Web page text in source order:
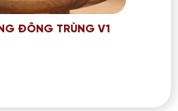
ĐÔNG TRÙNG V1